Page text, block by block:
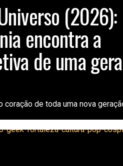
(2026):
encontra a
de uma
coração de toda uma nova